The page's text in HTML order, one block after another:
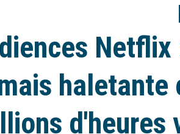
Netflix
haletante
d'heures